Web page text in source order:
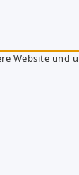
Website und